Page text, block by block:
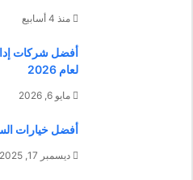
منذ 4 أسابيع
أفضل شركات
لعام 2026
مايو 6, 2026
أفضل خيارات
ديسمبر 17, 2025